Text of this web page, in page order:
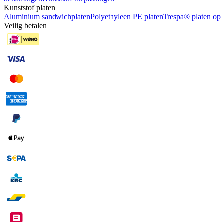
Kunststof platen
Aluminium sandwichplatenPolyethyleen PE platenTrespa® platen op
Veilig betalen